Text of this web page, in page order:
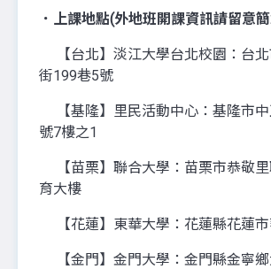
．上課地點(外地班開課資訊請留意
【台北】淡江大學台北校園：台
街199巷5號
【基隆】里民活動中心：基隆市
號7樓之1
【苗栗】聯合大學：苗栗市恭敬里
育大樓
【花蓮】東華大學：花蓮縣花蓮
【金門】金門大學：金門縣金寧